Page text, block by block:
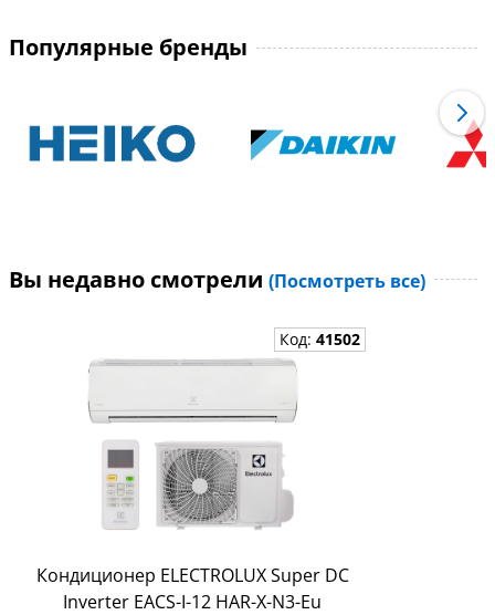
Популярные бренды
Вы недавно смотрели (Посмотреть все)
Код:41502
Кондиционер ELECTROLUX Super DC
Inverter EACS-I-12 HAR-X-N3-Eu